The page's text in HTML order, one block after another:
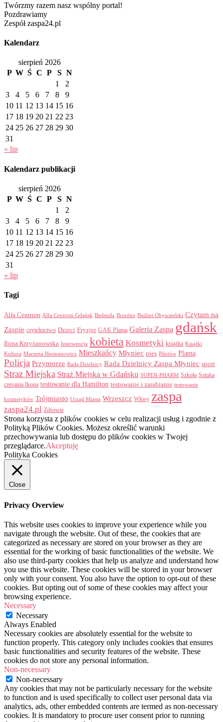
Twórzmy razem nasz wspólny portal!
Pozdrawiamy
Zespół zaspa24.pl
Kalendarz
sierpień 2026
P W Ś C P S N
1
2
3
4 5 6 7 8
9
10 11 12 13 14 15 16
17 18 19 20 21 22 23
24 25 26 27 28 29 30
31
« lip
Kalendarz publikacji
sierpień 2026
P W Ś C P S N
1
2
3
4 5 6 7 8
9
10 11 12 13 14 15 16
17 18 19 20 21 22 23
24 25 26 27 28 29 30
31
« lip
Tagi
Alfa Centrum Alfa Centrum Gdańsk Bielenda Brzeźno Budżet Obywatelski Czytam na
Zaspie czytelnictwo Dzieci Fryzjer GAK Plama Galeria Zaspa gdańsk
Ilona Krzyżanowska Interwencja kobieta Kosmetyki książka Książki
Kultura Marzena Hermanowicz Mieszkańcy Młyniec pies Pilotów Plama
Policja Przymorze Rada Dzielnicy Rada Dzielnicy Zaspa Młyniec sport
Straz Miejska Straż Miejska w Gdańsku SUPER-PHARM Szkoła Sztuka
czesania Ikona testowanie dla Hamilton testowanie i zarabianie testowanie
kosmetyków Trójmiasto Urząd Miasta Wrzeszcz Włosy zaspa
zaspa24.pl Zdrowie
Strona korzysta z plików cookies w celu realizacji usług i zgodnie z
Polityką Plików Cookies. Możesz określić warunki
przechowywania lub dostępu do plików cookies w Twojej
przeglądarce.Akceptuję
Polityka Cookies
Close
Privacy Overview
This website uses cookies to improve your experience while you
navigate through the website. Out of these, the cookies that are
categorized as necessary are stored on your browser as they are
essential for the working of basic functionalities of the website. We
also use third-party cookies that help us analyze and understand how
you use this website. These cookies will be stored in your browser
only with your consent. You also have the option to opt-out of these
cookies. But opting out of some of these cookies may affect your
browsing experience.
Necessary
Necessary
Always Enabled
Necessary cookies are absolutely essential for the website to
function properly. This category only includes cookies that ensures
basic functionalities and security features of the website. These
cookies do not store any personal information.
Non-necessary
Non-necessary
Any cookies that may not be particularly necessary for the website
to function and is used specifically to collect user personal data via
analytics, ads, other embedded contents are termed as non-necessary
cookies. It is mandatory to procure user consent prior to running